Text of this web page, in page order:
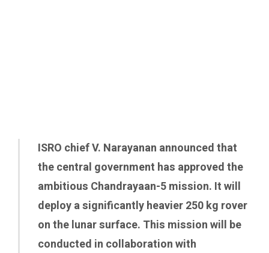
ISRO chief V. Narayanan announced that
the central government has approved the
ambitious Chandrayaan-5 mission. It will
deploy a significantly heavier 250 kg rover
on the lunar surface. This mission will be
conducted in collaboration with